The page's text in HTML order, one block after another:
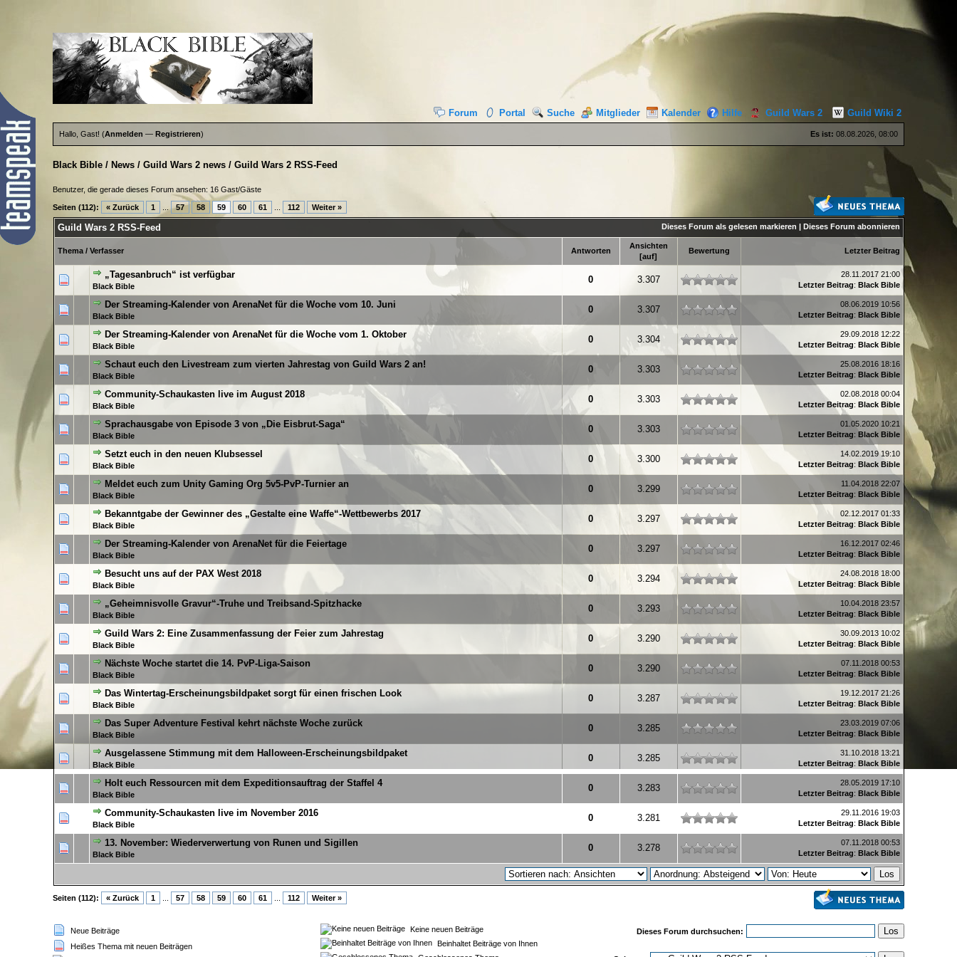
Forum Portal Suche Mitglieder Kalender Hilfe Guild Wars 2 Guild Wiki 2
Es ist: 08.08.2026, 08:00
Hallo, Gast! (Anmelden —Registrieren)
Black Bible / News /Guild Wars 2 news /Guild Wars 2 RSS-Feed
Benutzer, die gerade dieses Forum ansehen: 16 Gast/Gäste
Seiten (112): « Zurück 1 ... 57 58 59 60 61 112 Weiter »
Dieses Forum als gelesen markieren | Dieses Forum abonnieren
Guild Wars 2 RSS-Feed
Thema/ Verfasser Antworten
Ansichten
[auf]
Bewertung Letzter Beitrag
„Tagesanbruch“ ist verfügbar
Black Bible
0 3.307
28.11.2017 21:00
Letzter Beitrag: Black Bible
Der Streaming-Kalender von ArenaNet für die Woche vom 10. Juni
Black Bible
0 3.307
0 Bewertung(en) - 0 von 5 durchschnittlich
12 345
08.06.2019 10:56
Letzter Beitrag: Black Bible
Der Streaming-Kalender von ArenaNet für die Woche vom 1. Oktober
Black Bible
0 3.304
0 Bewertung(en) - 0 von 5 durchschnittlich
12 345
29.09.2018 12:22
Letzter Beitrag: Black Bible
Schaut euch den Livestream zum vierten Jahrestag von Guild Wars 2 an!
Black Bible
0 3.303
0 Bewertung(en) - 0 von 5 durchschnittlich
1 234 5
25.08.2016 18:16
Letzter Beitrag: Black Bible
Community-Schaukasten live im August 2018
Black Bible
0 3.303
0 Bewertung(en) - 0 von 5 durchschnittlich
02.08.2018 00:04
Letzter Beitrag: Black Bible
Sprachausgabe von Episode 3 von „Die Eisbrut-Saga“
Black Bible
0 3.303
0 Bewertung(en) - 0 von 5 durchschnittlich
123
01.05.2020 10:21
Letzter Beitrag: Black Bible
Setzt euch in den neuen Klubsessel
Black Bible
0 3.300
0 Bewertung(en) - 0 von 5 durchschnittlich
14.02.2019 19:10
Letzter Beitrag: Black Bible
Meldet euch zum Unity Gaming Org 5v5-PvP-Turnier an
Black Bible
0 3.299
0 Bewertung(en) - 0 von 5 durchschnittlich
12 34
11.04.2018 22:07
Letzter Beitrag: Black Bible
Bekanntgabe der Gewinner des „Gestalte eine Waffe“-Wettbewerbs 2017
Black Bible
0 3.297
0 Bewertung(en) - 0 von 5 durchschnittlich
12 345
02.12.2017 01:33
Letzter Beitrag: Black Bible
Der Streaming-Kalender von ArenaNet für die Feiertage
Black Bible
0 3.297
0 Bewertung(en) - 0 von 5 durchschnittlich
1234
16.12.2017 02:46
Letzter Beitrag: Black Bible
Besucht uns auf der PAX West 2018
Black Bible
0 3.294
0 Bewertung(en) - 0 von 5 durchschnittlich
24.08.2018 18:00
Letzter Beitrag: Black Bible
„Geheimnisvolle Gravur“-Truhe und Treibsand-Spitzhacke
Black Bible
0 3.293
0 Bewertung(en) - 0 von 5 durchschnittlich
12345
10.04.2018 23:57
Letzter Beitrag: Black Bible
Guild Wars 2: Eine Zusammenfassung der Feier zum Jahrestag
Black Bible
0 3.290
0 Bewertung(en) - 0 von 5 durchschnittlich
12 345
30.09.2013 10:02
Letzter Beitrag: Black Bible
Nächste Woche startet die 14. PvP-Liga-Saison
Black Bible
0 3.290
0 Bewertung(en) - 0 von 5 durchschnittlich
07.11.2018 00:53
Letzter Beitrag: Black Bible
Das Wintertag-Erscheinungsbildpaket sorgt für einen frischen Look
Black Bible
0 3.287
0 Bewertung(en) - 0 von 5 durchschnittlich
12 345
19.12.2017 21:26
Letzter Beitrag: Black Bible
Das Super Adventure Festival kehrt nächste Woche zurück
Black Bible
0 3.285
0 Bewertung(en) - 0 von 5 durchschnittlich
1 2 3 45
23.03.2019 07:06
Letzter Beitrag: Black Bible
Ausgelassene Stimmung mit dem Halloween-Erscheinungsbildpaket
Black Bible
0 3.285
0 Bewertung(en) - 0 von 5 durchschnittlich
12345
31.10.2018 13:21
Letzter Beitrag: Black Bible
Holt euch Ressourcen mit dem Expeditionsauftrag der Staffel 4
Black Bible
0 3.283
0 Bewertung(en) - 0 von 5 durchschnittlich
123 45
28.05.2019 17:10
Letzter Beitrag: Black Bible
Community-Schaukasten live im November 2016
Black Bible
0 3.281
0 Bewertung(en) - 0 von 5 durchschnittlich
29.11.2016 19:03
Letzter Beitrag: Black Bible
13. November: Wiederverwertung von Runen und Sigillen
Black Bible
0 3.278
0 Bewertung(en) - 0 von 5 durchschnittlich
12345
07.11.2018 00:53
Letzter Beitrag: Black Bible
Seiten (112): « Zurück 1 57 58 59 60 61 112 Weiter »
Neue Beiträge
Heißes Thema mit neuen Beiträgen
Keine neuen Beiträge
Beinhaltet Beiträge von Ihnen
Dieses Forum durchsuchen: